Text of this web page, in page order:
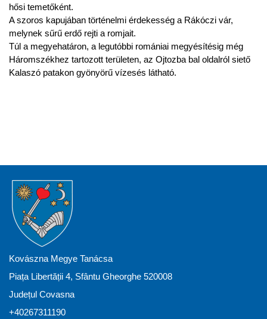
hősi temetőként.
A szoros kapujában történelmi érdekesség a Rákóczi vár,
melynek sűrű erdő rejti a romjait.
Túl a megyehatáron, a legutóbbi romániai megyésítésig még
Háromszékhez tartozott területen, az Ojtozba bal oldalról siető
Kalaszó patakon gyönyörű vízesés látható.
Kovászna Megye Tanácsa
Piața Libertății 4, Sfântu Gheorghe 520008
Județul Covasna
+40267311190